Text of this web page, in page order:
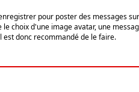
pour poster des messages
choix d'une image avatar, une
donc recommandé de le faire.